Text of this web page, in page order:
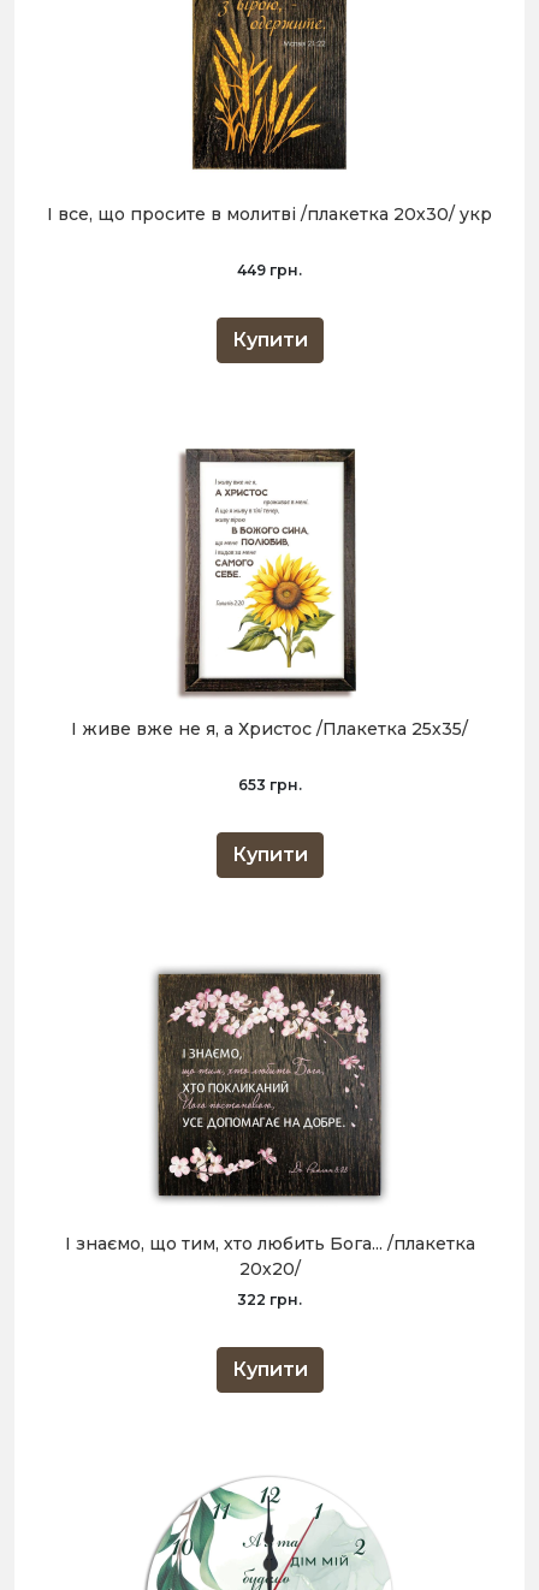
І все, що просите в молитві /плакетка 20х30/ укр
449 грн.
Купити
І живе вже не я, а Христос /Плакетка 25х35/
653 грн.
Купити
І знаємо, що тим, хто любить Бога... /плакетка
20х20/
322 грн.
Купити